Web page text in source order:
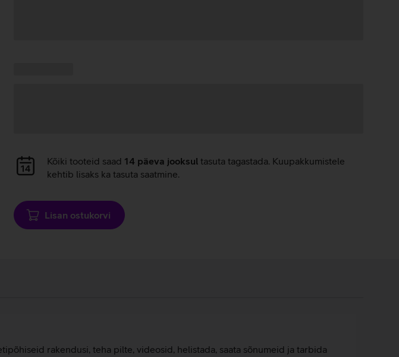
Andmete
laadimine
Kõiki tooteid saad 14 päeva jooksul tasuta tagastada. Kuupakkumistele
kehtib lisaks ka tasuta saatmine.
Lisan ostukorvi
rakendusi, teha pilte, videosid, helistada, saata sõnumeid ja tarbida